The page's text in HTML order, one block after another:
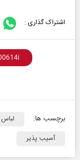
اشتراک گذاری :
برچسب ها:
آسیب پذیر